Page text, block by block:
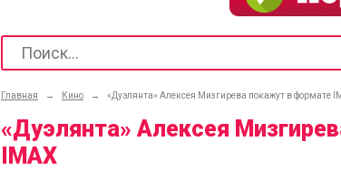
Главная → Кино → «Дуэлянта» Алексея Мизгирева покажут в формате
«Дуэлянта» Алексея
IMAX